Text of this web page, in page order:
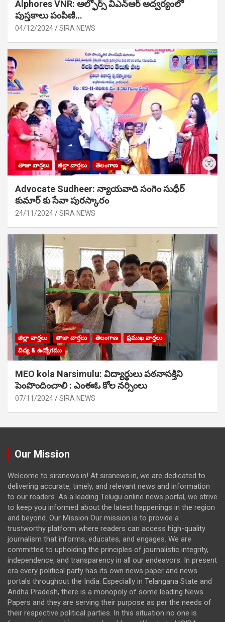
Alphores VNR: ఆల్ఫోర్స్ విఎన్ఆర్ అద్వర్యంలో
పుస్తకాలు పంపిణి…
04/12/2024 SIRA NEWS
తాజా వార్తలు జిల్లా వార్తలు తెలంగాణ
Advocate Sudheer: న్యాయవాది సంగెం సుధీర్
కుమార్ కు సేవా పురస్కారం
24/11/2024 SIRA NEWS
జిల్లా వార్తలు తాజా వార్తలు తెలంగాణ
ప్రముఖ వార్తలు
విద్య & ఉద్యోగము
MEO kola Narsimulu: విద్యార్థులు పఠ‌నాసక్తిని
పెంపొందించాలి : ఎంఈఓ కోల నర్సింలు
07/11/2024 SIRA NEWS
Our Mission
Welcome to siranews.in! At siranews.in, we are dedicated to
delivering accurate, timely, and relevant news and information
to our readers. As a leading Telugu online news portal, we strive
to keep you informed about the latest happenings in the region
and beyond. Our Mission Our mission is to provide a
trustworthy platform where readers can access high-quality
journalism that informs, educates, and engages. We are
committed to upholding the principles of journalistic integrity,
independence, and transparency in all our endeavors. In present
era every political party has its own news paper and news
portals throughout the India. Especially in Telangana State and
Andha Pradesh, there is a monopoly of some leading News
Papers and they are serving their purpose as per the needs of
their respective political parties. In this situation no one is